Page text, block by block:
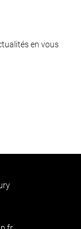
en vous